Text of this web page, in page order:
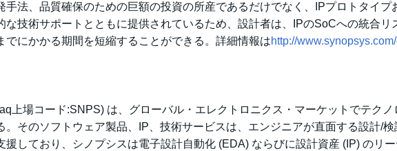
手法、品質確保のための巨額の投資の所産であるだけでなく、IPプロトタイプ
な技術サポートとともに提供されているため、設計者は、IPのSoCへの統合リ
でにかかる期間を短縮することができる。詳細情報はhttp://
上場コード:SNPS) は、グローバル・エレクトロニクス・マーケットでテクノ
。そのソフトウェア製品、IP、技術サービスは、エンジニアが直面する設計/
援しており、シノプシスは電子設計自動化 (EDA) ならびに設計資産 (IP) のリ